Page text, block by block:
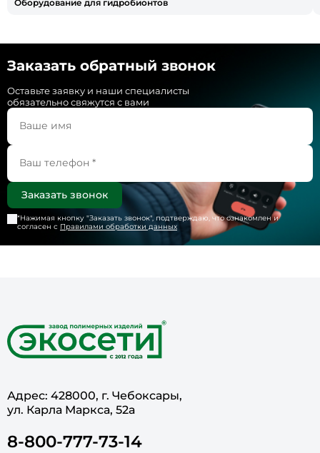
Оборудование для гидробионтов
Заказать обратный звонок
Оставьте заявку и наши специалисты
обязательно свяжутся с вами
*Нажимая кнопку "Заказать звонок", подтверждаю, что ознакомлен и
согласен с Правилами обработки данных
Адрес: 428000, г. Чебоксары,
ул. Карла Маркса, 52а
8-800-777-73-14